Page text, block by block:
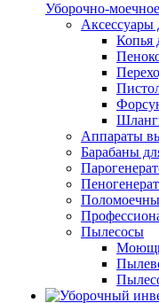
Уборочно-
Аксессуары
Копья
Аппараты
Барабаны
Пылесосы